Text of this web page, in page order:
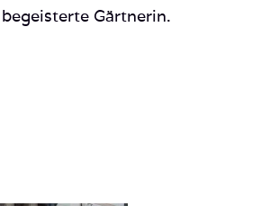
Gärtnerin.